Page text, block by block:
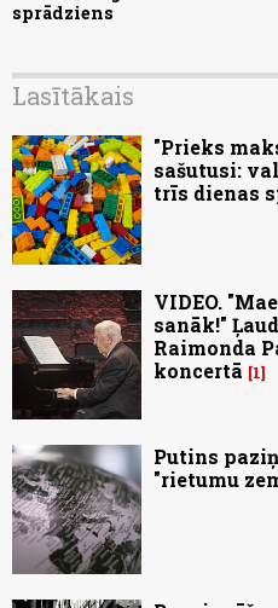
sprādziens
Lasītākais
"Prieks
sašutusi:
trīs dienas
VIDEO.
sanāk!"
Raimonda
koncertā
1
Putins
"rietumu